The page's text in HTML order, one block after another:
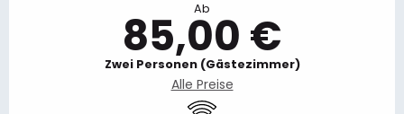
Ab
85,00 €
Zwei Personen (Gästezimmer)
Alle Preise
Wi-Fi